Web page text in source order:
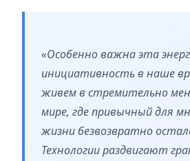
«Особенно важна эта
инициативность в наше
живем в стремительно
мире, где привычный для
жизни безвозвратно
Технологии раздвигают